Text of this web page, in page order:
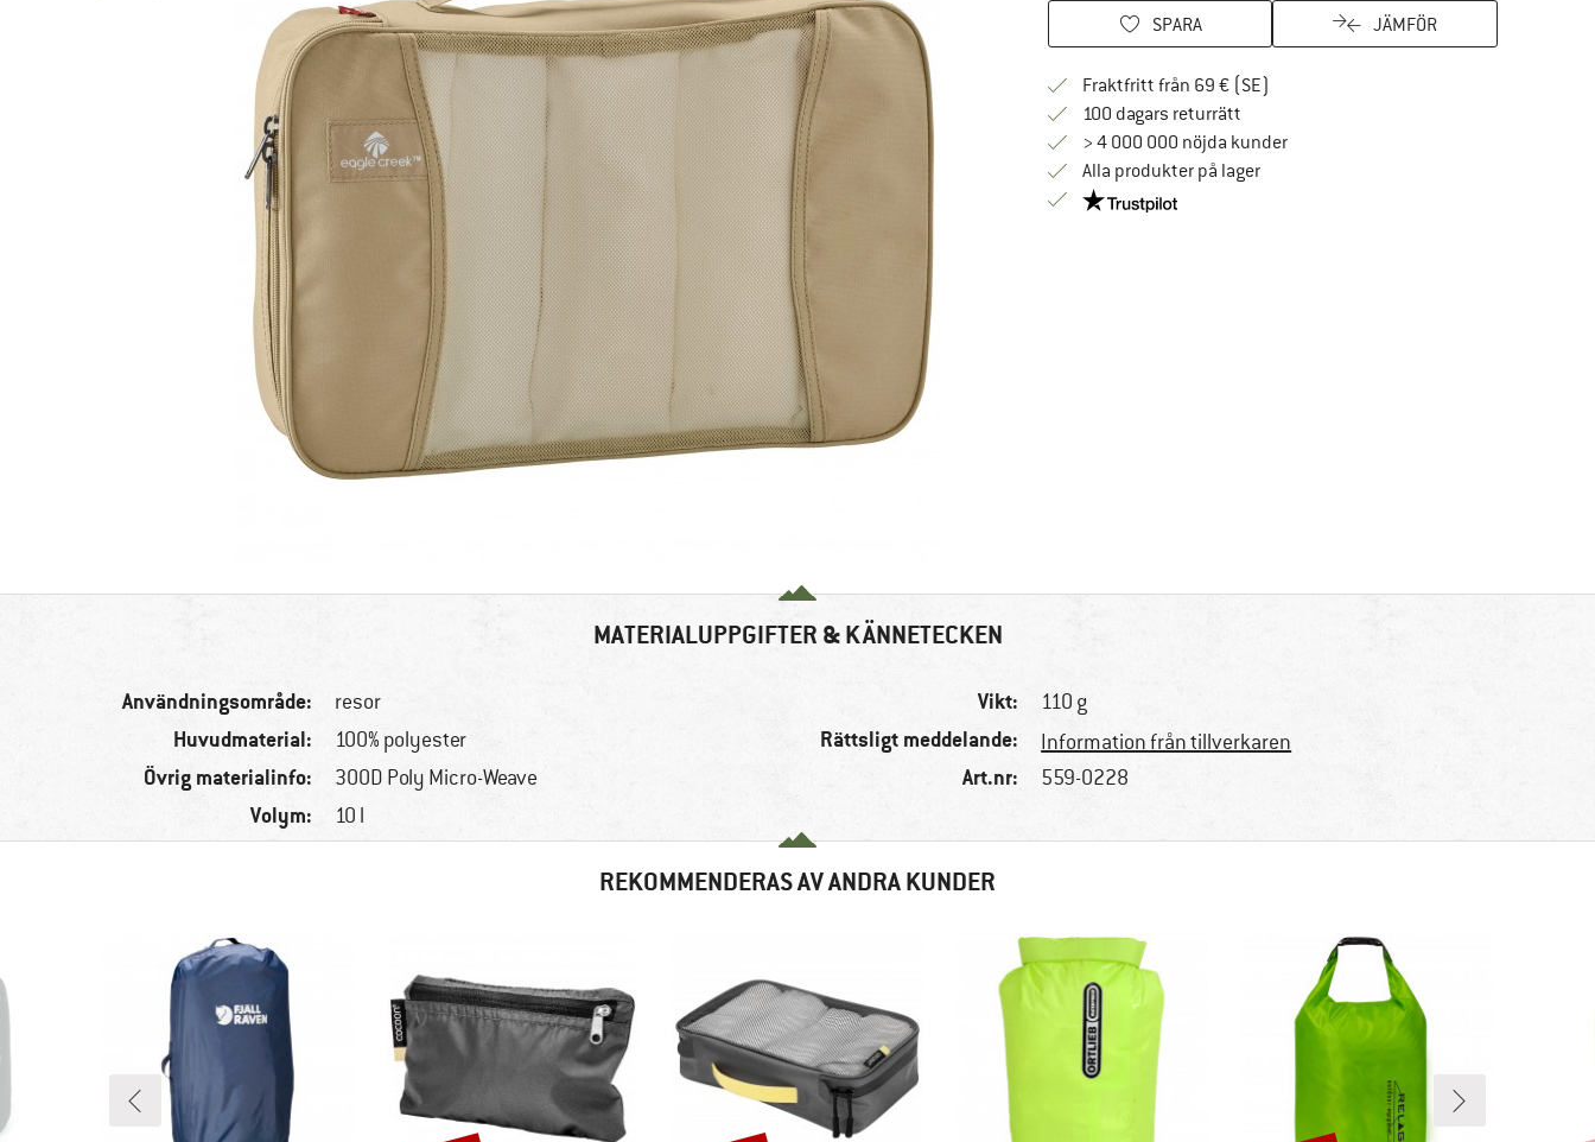
SPARA JÄMFÖR
Fraktfritt från 69 € (SE)
100 dagars returrättGå till returpolicyn här Öppnas i en inforuta
> 4 000 000 nöjda kunder
Alla produkter på lager
Trust Pilot-garanti - hitta all information här!
MATERIALUPPGIFTER & KÄNNETECKEN
Användningsområde: resor
Huvudmaterial: 100% polyester
Övrig materialinfo: 300D Poly Micro-Weave
Volym: 10 l
Vikt: 110 g
Rättsligt meddelande: Information från tillverkaren
Art.nr: 559-0228
REKOMMENDERAS AV ANDRA KUNDER